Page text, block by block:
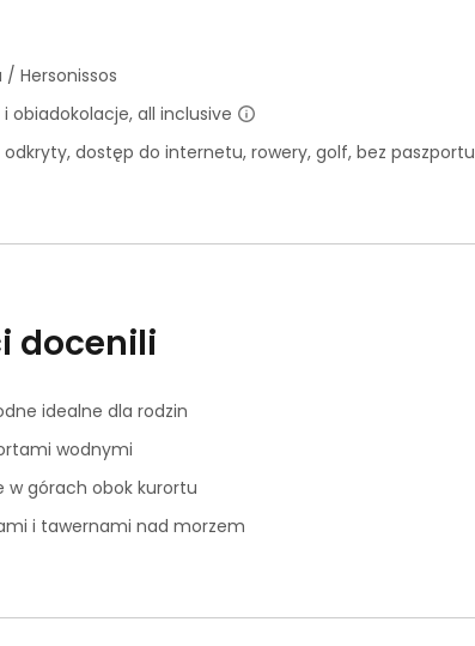
Hersonissos
obiadokolacje, all inclusive
odkryty, dostęp do internetu, rowery, golf, bez paszportu
docenili
idealne dla rodzin
wodnymi
w górach obok kurortu
i tawernami nad morzem